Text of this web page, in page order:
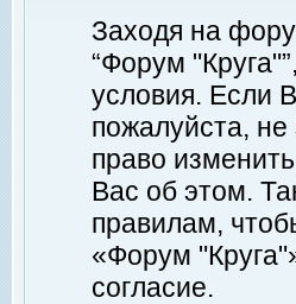
Заходя на
“Форум
условия. Если
пожалуйста,
право
Вас об этом.
правилам,
«Форум
согласие.